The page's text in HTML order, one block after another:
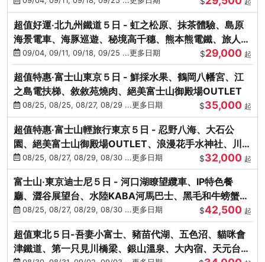
超值好運‧北九州鐵道５日 - 虹之松原、抹茶體驗、島原
海景電車、海豚巡遊、秘境高千穗、熊本熊電鐵、旅人觀
光列車-台中出發
09/04, 09/11, 09/18, 09/25 ...更多日期 $29,000 起
超值特惠‧富士山東京５日 - 鮮採水果、鶴岡八幡宮、江
之島電扶梯、敘敘苑燒肉、絕美富士山御殿場OUTLET
08/25, 08/25, 08/27, 08/29 ...更多日期 $35,000 起
超值特惠‧富士山輕旅行東京５日 - 忍野八海、大石公
園、絕美富士山御殿場OUTLET、浪漫花手水神社、川越
小江戶
08/25, 08/27, 08/29, 08/30 ...更多日期 $32,000 起
富士山‧東京迪士尼５日 - 河口湖瞭望纜車、IP特色餐
廳、澀谷展望台、水陸KABA河馬巴士、黑毛和牛螃蟹美
饌、季節採果
08/25, 08/27, 08/29, 08/30 ...更多日期 $42,500 起
超值東北５日-吾妻小富士、豬苗代湖、五色沼、貓咪會
津鐵道、第一只見川橋梁、銀山溫泉、大內宿、天元台高